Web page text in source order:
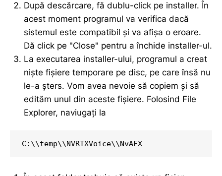
După descărcare, fă dublu-click pe installer. În
acest moment programul va verifica dacă
sistemul este compatibil și va afișa o eroare.
Dă click pe "Close" pentru a închide installer-ul.
La executarea installer-ului, programul a creat
niște fișiere temporare pe disc, pe care însă nu
le-a șters. Vom avea nevoie să copiem și să
edităm unul din aceste fișiere. Folosind File
Explorer, naviugați la
C:\\temp\\NVRTXVoice\\NvAFX